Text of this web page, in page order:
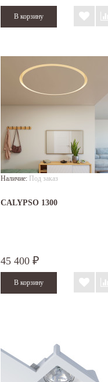
Наличие: Под заказ
CALYPSO 1300
45 400 ₽